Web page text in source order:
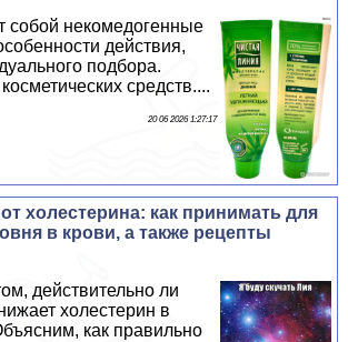
собой некомедогенные
действия,
подбора.
средств....
20 06 2026 1:27:17
холестерина: как принимать для
в крови, а также рецепты
действительно ли
холестерин в
как правильно